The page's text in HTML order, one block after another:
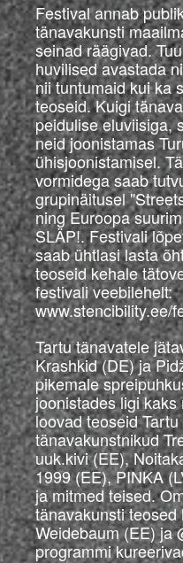
Festival annab
tänavakunsti
seinad räägivad.
huvilised avastada
nii tuntumaid kui ka
teoseid. Kuigi
peidulise eluviisiga,
neid joonistamas
ühisjoonistamisel.
vormidega saab
grupinäitusel
ning Euroopa
SLÄP!. Festivali
saab ühtlasi lasta
teoseid kehale
festivali veebilehelt:
www.stencibility.ee/
Tartu tänavatele
Krashkid (DE) ja
pikemale
joonistades ligi
loovad teoseid
tänavakunstnikud
uuk.kivi (EE),
1999 (EE), PINKA
ja mitmed teised.
tänavakunsti
Weidebaum (EE) ja
programmi